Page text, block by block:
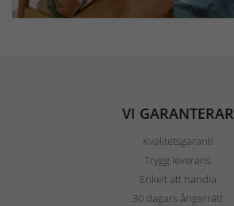
VI GARANTERAR
Kvalitetsgaranti
Trygg leverans
Enkelt att handla
30 dagars ångerrätt